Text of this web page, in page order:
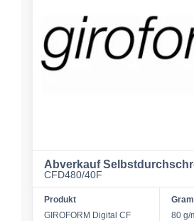
Abverkauf
CFD480/40F
Produkt
GIROFORM Digital CF
80 g/